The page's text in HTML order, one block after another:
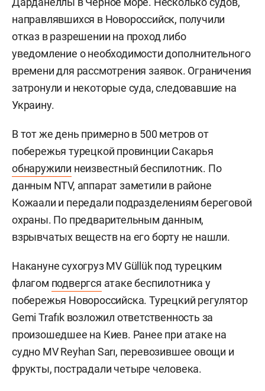
направлявшихся в Новороссийск, получили
отказ в разрешении на проход либо
уведомление о необходимости дополнительного
времени для рассмотрения заявок. Ограничения
затронули и некоторые суда, следовавшие на
Украину.
В тот же день примерно в 500 метров от
побережья турецкой провинции Сакарья
обнаружили неизвестный беспилотник. По
данным NTV, аппарат заметили в районе
Кожаали и передали подразделениям береговой
охраны. По предварительным данным,
взрывчатых веществ на его борту не нашли.
Накануне сухогруз MV Güllük под турецким
флагом подвергся атаке беспилотника у
побережья Новороссийска. Турецкий регулятор
Gemi Trafık возложил ответственность за
произошедшее на Киев. Ранее при атаке на
судно MV Reyhan Sarı, перевозившее овощи и
фрукты, пострадали четыре человека.